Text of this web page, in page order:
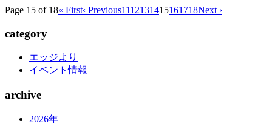
Page 15 of 18« First‹ Previous1112131415161718Next ›
category
エッジより
イベント情報
archive
2026年